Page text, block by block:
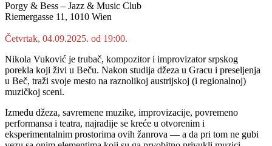
Porgy & Bess – Jazz & Music Club
Riemergasse 11, 1010 Wien
Četvrtak, 04.09.2025. od 19:00.
Nikola Vuković je trubač, kompozitor i improvizator srpskog
porekla koji živi u Beču. Nakon studija džeza u Gracu i preseljenja
u Beč, traži svoje mesto na raznolikoj austrijskoj (i regionalnoj)
muzičkoj sceni.
Između džeza, savremene muzike, improvizacije, povremeno
performansa i teatra, najradije se kreće u otvorenim i
eksperimentalnim prostorima ovih žanrova — a da pri tom ne gubi